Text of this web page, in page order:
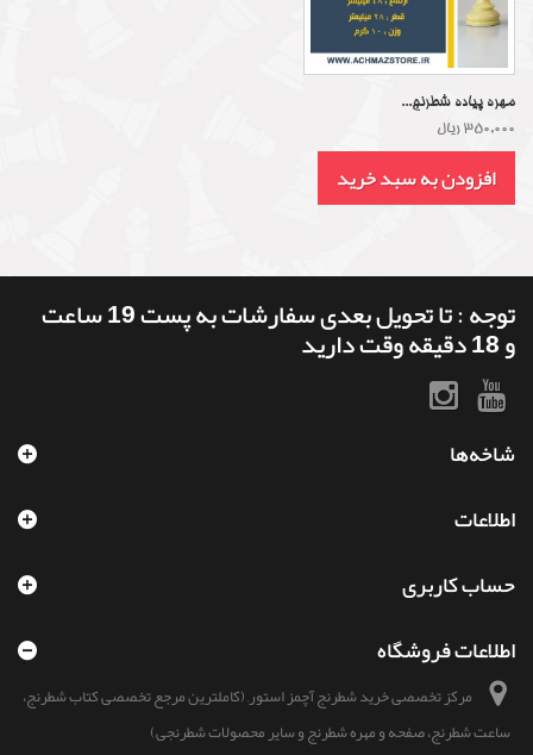
مهره پیاده شطرنج...
350,000 ریال
افزودن به سبد خرید
توجه : تا تحویل بعدی سفارشات به پست 19 ساعت
و 18 دقیقه وقت دارید
شاخه‌ها
اطلاعات
حساب کاربری
اطلاعات فروشگاه
مرکز تخصصی خرید شطرنج آچمز استور, (کاملترین مرجع تخصصی کتاب شطرنج،
ساعت شطرنج، صفحه و مهره شطرنج و سایر محصولات شطرنجی)